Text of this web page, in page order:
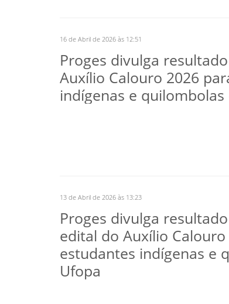
16 de Abril de 2026 às 12:51
Proges divulga
Auxílio Calouro 2026
indígenas e quilombolas
13 de Abril de 2026 às 13:23
Proges divulga
edital do Auxílio
estudantes indígenas e
Ufopa